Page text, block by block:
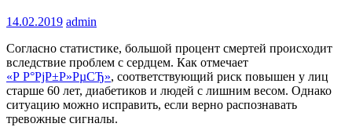
14.02.2019 admin
Согласно статистике, большой процент смертей происходит
вследствие проблем с сердцем. Как отмечает
«Р Р°РјР±Р»РµСЂ», соответствующий риск повышен у лиц
старше 60 лет, диабетиков и людей с лишним весом. Однако
ситуацию можно исправить, если верно распознавать
тревожные сигналы.